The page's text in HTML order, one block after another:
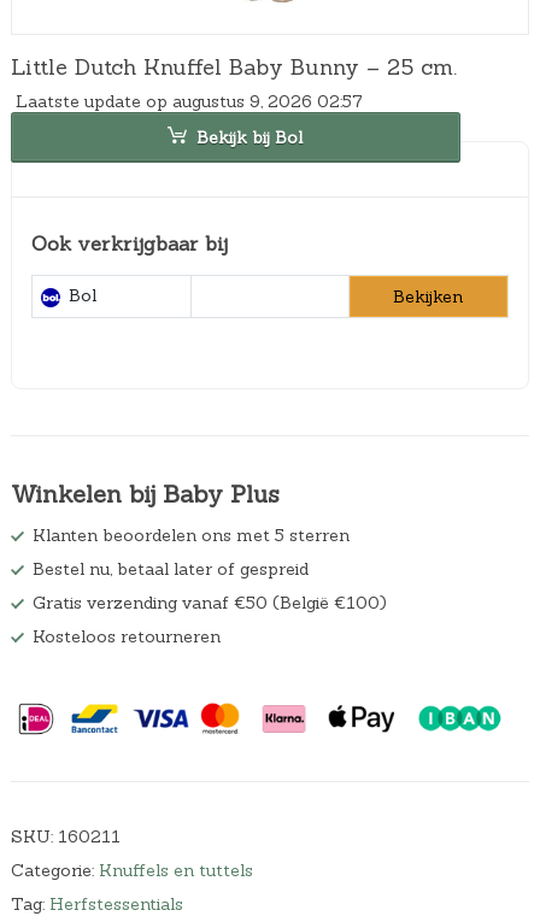
Little Dutch Knuffel Baby Bunny – 25 cm.
Laatste update op augustus 9, 2026 02:57
Bekijk bij Bol
Ook verkrijgbaar bij
Bol Bekijken
Winkelen bij Baby Plus
Klanten beoordelen ons met 5 sterren
Bestel nu, betaal later of gespreid
Gratis verzending vanaf €50 (België €100)
Kosteloos retourneren
SKU: 160211
Categorie: Knuffels en tuttels
Tag: Herfstessentials